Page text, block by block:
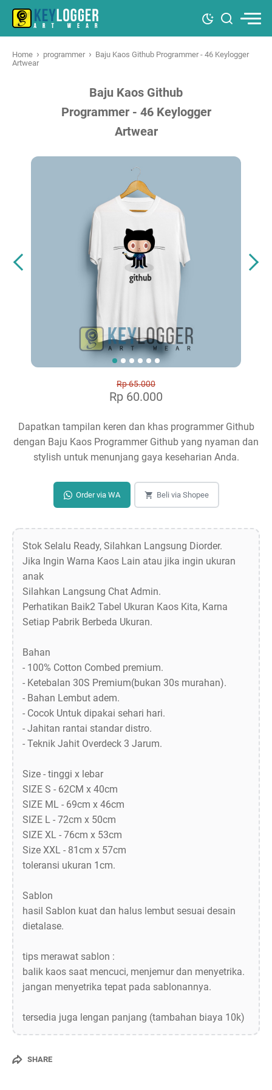
Home › programmer › Baju Kaos Github Programmer - 46 Keylogger
Artwear
Baju Kaos Github
Programmer - 46 Keylogger
Artwear
Rp 65.000
Rp 60.000
Dapatkan tampilan keren dan khas programmer Github
dengan Baju Kaos Programmer Github yang nyaman dan
stylish untuk menunjang gaya keseharian Anda.
Order via WA Beli via Shopee
Stok Selalu Ready, Silahkan Langsung Diorder.
Jika Ingin Warna Kaos Lain atau jika ingin ukuran
anak
Silahkan Langsung Chat Admin.
Perhatikan Baik2 Tabel Ukuran Kaos Kita, Karna
Setiap Pabrik Berbeda Ukuran.
Bahan
- 100% Cotton Combed premium.
- Ketebalan 30S Premium(bukan 30s murahan).
- Bahan Lembut adem.
- Cocok Untuk dipakai sehari hari.
- Jahitan rantai standar distro.
- Teknik Jahit Overdeck 3 Jarum.
Size - tinggi x lebar
SIZE S - 62CM x 40cm
SIZE ML - 69cm x 46cm
SIZE L - 72cm x 50cm
SIZE XL - 76cm x 53cm
Size XXL - 81cm x 57cm
toleransi ukuran 1cm.
Sablon
hasil Sablon kuat dan halus lembut sesuai desain
dietalase.
tips merawat sablon :
balik kaos saat mencuci, menjemur dan menyetrika.
jangan menyetrika tepat pada sablonannya.
tersedia juga lengan panjang (tambahan biaya 10k)
SHARE